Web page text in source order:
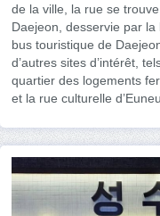
de la ville, la rue se
Daejeon, desservie par
bus touristique de
d’autres sites d’intérêt,
quartier des logements
et la rue culturelle